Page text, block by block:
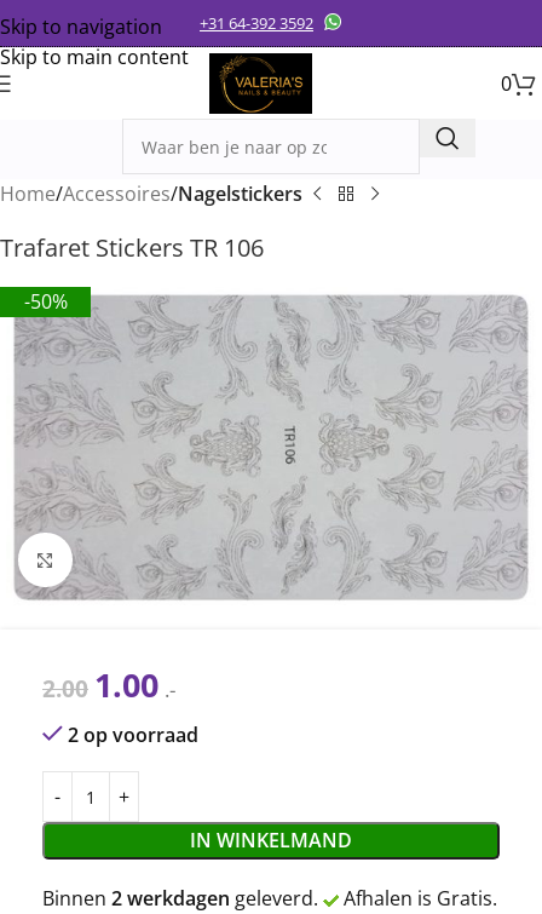
Skip to navigation
Skip to main content
+31 64-392 3592
0
Home Accessoires Nagelstickers
Trafaret Stickers TR 106
-50%
Click to enlarge
2.00 1.00 .-
2 op voorraad
IN WINKELMAND
Binnen 2 werkdagen geleverd. Afhalen is Gratis.